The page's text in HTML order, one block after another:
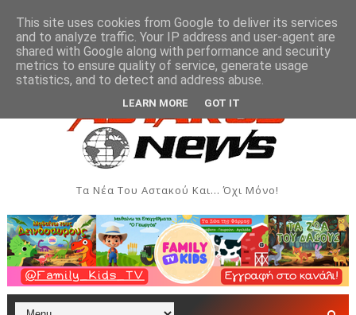
του Συλλόγου Γυναικών Αστακού ΠΟΛΙΤΙΣΜΌΣ
Τα Νέα Του Αστακού Και... Όχι Μόνο!
This site uses cookies from Google to deliver its services
and to analyze traffic. Your IP address and user-agent are
shared with Google along with performance and security
metrics to ensure quality of service, generate usage
statistics, and to detect and address abuse.
LEARN MORE GOT IT